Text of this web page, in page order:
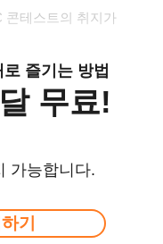
콘테스트의 취지가
즐기는 방법
무료!
가능합니다.
기